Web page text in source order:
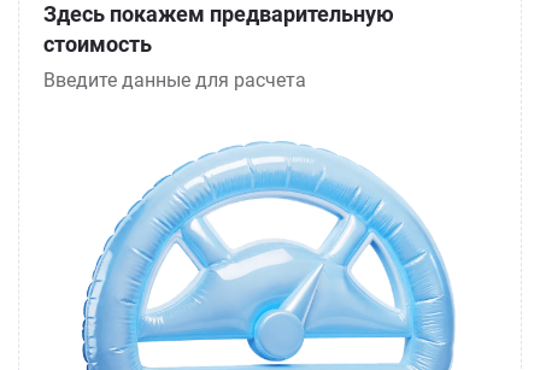
Здесь покажем предварительную
стоимость
Введите данные для расчета